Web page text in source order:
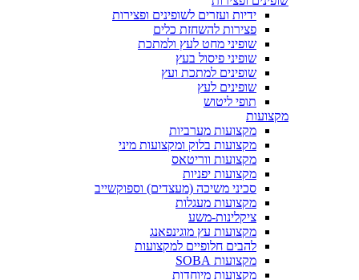
ידיות ועזרים לשופינים ופצירות
פצירות להשחזת כלים
שופיני מחט לעץ ולמתכת
שופיני פיסול בעץ
שופינים למתכת ועץ
שופינים לעץ
תופי ליטוש
מקצועות
מקצועות מערביות
מקצועות בלוק ומקצועות מיני
מקצועות ווריטאס
מקצועות יפניות
סכיני משיכה (מעצדים) וספוקשייב
מקצועות מעגלות
ציקלינות-משע
מקצועות עץ מוגינפאנג
להבים חלופיים למקצועות
מקצועות SOBA
מקצועות מיוחדות